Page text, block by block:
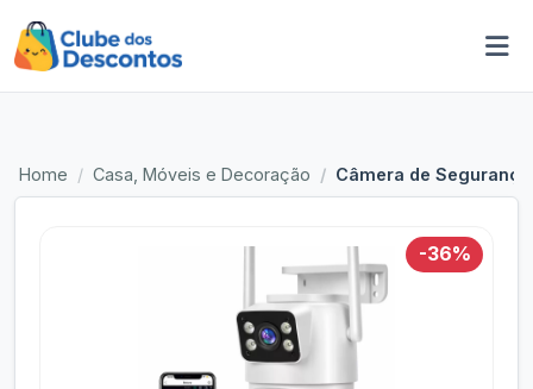
Home Casa, Móveis e Decoração Câmera de
-36%